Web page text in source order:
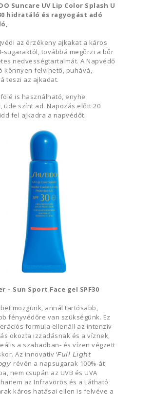
Suncare UV Lip Color Splash U
hidratáló és ragyogást adó
az érzékeny ajkakat a káros
sugaraktól, továbbá megőrzi a bőr
nedvességtartalmát. A Napvédő
könnyen felvihető, puhává,
teszi az ajkadat.
is használható, enyhe
üde színt ad. Napozás előtt 20
fel ajkadra a napvédőt.
– Sun Sport Face gel SPF30
mozgunk, annál tartósabb,
fényvédőre van szükségünk. Ez
formula ellenáll az intenzív
okozta izzadásnak és a víznek,
a szabadban- és vízen végzett
Az innovatív ‘Full Light
‘ révén a napsugarak 100%-át
nem csupán az UVB és UVA
az Infravörös és a Látható
káros hatásai ellen is felvéve a